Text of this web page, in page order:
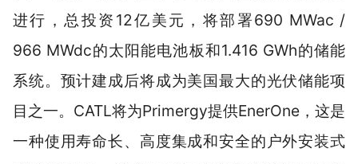
进行，总投资12亿美元，将部署690 MWac /
966 MWdc的太阳能电池板和1.416 GWh的储能
系统。预计建成后将成为美国最大的光伏储能项
目之一。CATL将为Primergy提供EnerOne，这是
一种使用寿命长、高度集成和安全的户外安装式